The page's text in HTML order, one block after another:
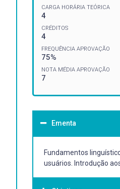
CARGA HORÁRIA TEÓRICA
4
CRÉDITOS
4
FREQUÊNCIA APROVAÇÃO
75%
NOTA MÉDIA APROVAÇÃO
7
Ementa
Fundamentos
usuários. Introdução